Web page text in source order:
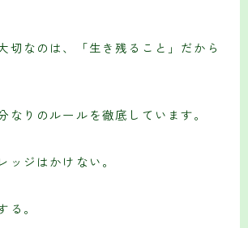
切なのは、「生き残ること」だから
なりのルールを徹底しています。
ッジはかけない。
る。